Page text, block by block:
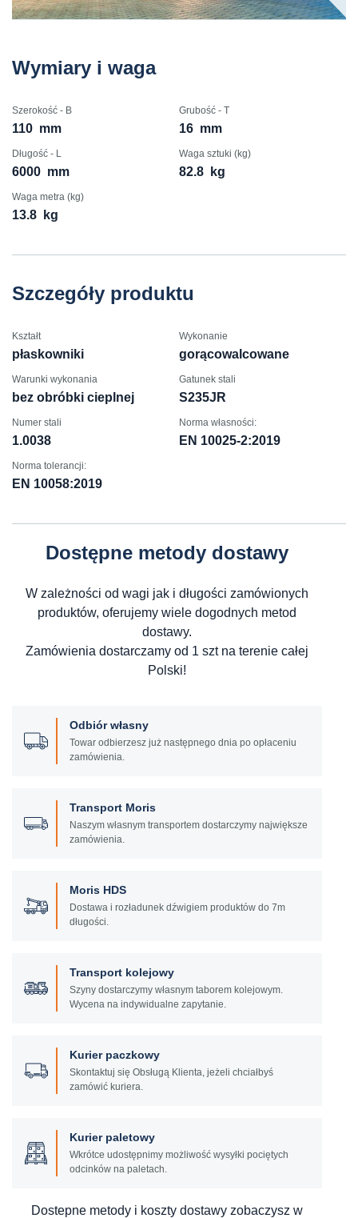
Wymiary i waga
Szerokość - B
110 mm
Grubość - T
16 mm
Długość - L
6000 mm
Waga sztuki (kg)
82.8 kg
Waga metra (kg)
13.8 kg
Szczegóły produktu
Kształt
płaskowniki
Wykonanie
gorącowalcowane
Warunki wykonania
bez obróbki cieplnej
Gatunek stali
S235JR
Numer stali
1.0038
Norma własności:
EN 10025-2:2019
Norma tolerancji:
EN 10058:2019
Dostępne metody dostawy
W zależności od wagi jak i długości zamówionych
produktów, oferujemy wiele dogodnych metod
dostawy.
Zamówienia dostarczamy od 1 szt na terenie całej
Polski!
Odbiór własny
Towar odbierzesz już następnego dnia po opłaceniu
zamówienia.
Transport Moris
Naszym własnym transportem dostarczymy największe
zamówienia.
Moris HDS
Dostawa i rozładunek dźwigiem produktów do 7m
długości.
Transport kolejowy
Szyny dostarczymy własnym taborem kolejowym.
Wycena na indywidualne zapytanie.
Kurier paczkowy
Skontaktuj się Obsługą Klienta, jeżeli chciałbyś
zamówić kuriera.
Kurier paletowy
Wkrótce udostępnimy możliwość wysyłki pociętych
odcinków na paletach.
Dostepne metody i koszty dostawy zobaczysz w